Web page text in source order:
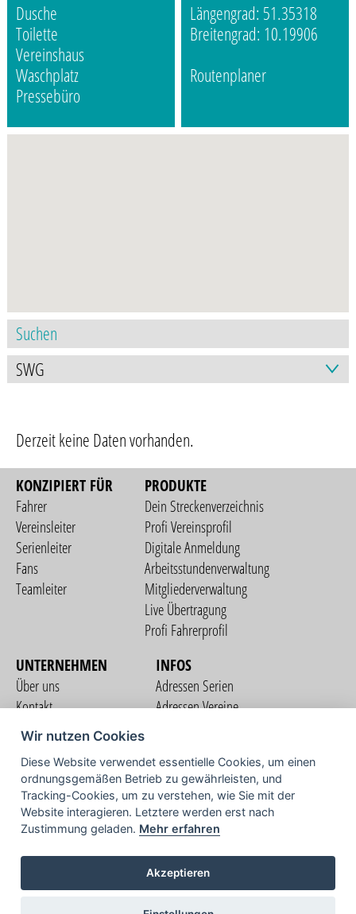
Dusche
Toilette
Vereinshaus
Waschplatz
Pressebüro
Längengrad: 51.35318
Breitengrad: 10.19906
Routenplaner
Derzeit keine Daten vorhanden.
KONZIPIERT FÜR
Fahrer
Vereinsleiter
Serienleiter
Fans
Teamleiter
PRODUKTE
Dein Streckenverzeichnis
Profi Vereinsprofil
Digitale Anmeldung
Arbeitsstundenverwaltung
Mitgliederverwaltung
Live Übertragung
Profi Fahrerprofil
UNTERNEHMEN
Über uns
Kontakt
Nutzungsbedingungen
Datenschutzerklärung
Impressum
INFOS
Adressen Serien
Adressen Vereine
COMMUNITY
TV
Wir nutzen Cookies
Diese Website verwendet essentielle Cookies, um einen
ordnungsgemäßen Betrieb zu gewährleisten, und
Tracking-Cookies, um zu verstehen, wie Sie mit der
Website interagieren. Letztere werden erst nach
Zustimmung geladen. Mehr erfahren
Akzeptieren